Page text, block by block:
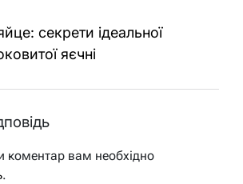
секрети ідеальної
яєчні
коментар вам необхідно
.